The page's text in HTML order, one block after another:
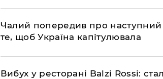
​Чалий попередив про
те, щоб Україна капітулювала
​Вибух у ресторані Balzi Rossi: